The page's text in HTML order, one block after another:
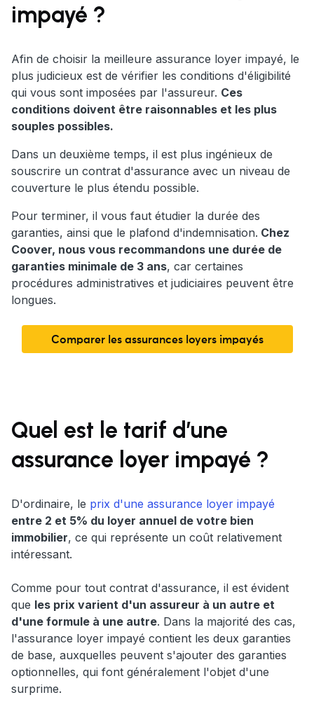
impayé ?
Afin de choisir la meilleure assurance loyer impayé, le
plus judicieux est de vérifier les conditions d'éligibilité
qui vous sont imposées par l'assureur. Ces
conditions doivent être raisonnables et les plus
souples possibles.
Dans un deuxième temps, il est plus ingénieux de
souscrire un contrat d'assurance avec un niveau de
couverture le plus étendu possible.
Pour terminer, il vous faut étudier la durée des
garanties, ainsi que le plafond d'indemnisation. Chez
Coover, nous vous recommandons une durée de
garanties minimale de 3 ans, car certaines
procédures administratives et judiciaires peuvent être
longues.
Comparer les assurances loyers impayés
Quel est le tarif d’une
assurance loyer impayé ?
D'ordinaire, le prix d'une assurance loyer impayé
entre 2 et 5% du loyer annuel de votre bien
immobilier, ce qui représente un coût relativement
intéressant.
Comme pour tout contrat d'assurance, il est évident
que les prix varient d'un assureur à un autre et
d'une formule à une autre. Dans la majorité des cas,
l'assurance loyer impayé contient les deux garanties
de base, auxquelles peuvent s'ajouter des garanties
optionnelles, qui font généralement l'objet d'une
surprime.